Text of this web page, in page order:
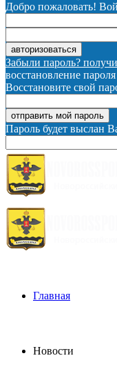
Добро пожаловать!
Забыли пароль?
восстановление пароля
Восстановите свой
Пароль будет выслан
Главная
Новости